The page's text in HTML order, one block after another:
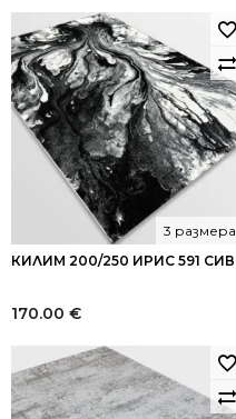
КИЛИМ 200/250 ИРИС 591 СИВ
3 размера
170.00 €